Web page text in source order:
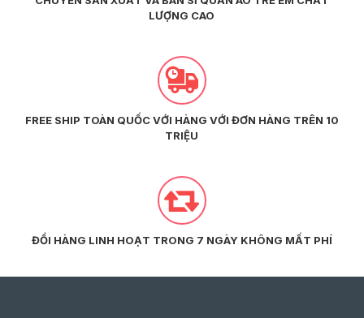
LƯỢNG CAO
FREE SHIP TOÀN QUỐC VỚI HÀNG VỚI ĐƠN HÀNG TRÊN 10
TRIỆU
ĐỔI HÀNG LINH HOẠT TRONG 7 NGÀY KHÔNG MẤT PHÍ